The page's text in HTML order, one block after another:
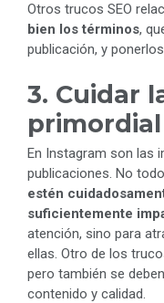
Otros trucos SEO
bien los términos,
publicación, y
3. Cuidar
primordial
En Instagram son las
publicaciones. No
estén
suficientemente
atención, sino para
ellas. Otro de los
pero también se
contenido y calidad.